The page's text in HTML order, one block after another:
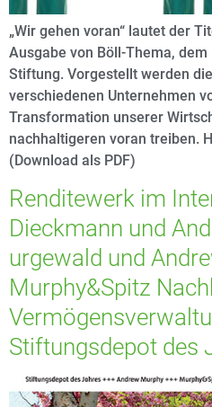
„Wir gehen voran“ lautet der
Ausgabe von Böll-Thema,
Stiftung. Vorgestellt werden
verschiedenen Unternehmen
Transformation unserer
nachhaltigeren voran treiben.
(Download als PDF)
Renditewerk im
Dieckmann und
urgewald und
Murphy&Spitz
Stiftungsdepot des